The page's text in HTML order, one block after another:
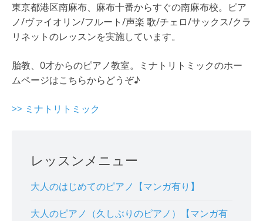
東京都港区南麻布、麻布十番からすぐの南麻布校。ピア
ノ/ヴァイオリン/フルート/声楽 歌/チェロ/サックス/クラ
リネットのレッスンを実施しています。
胎教、0才からのピアノ教室。ミナトリトミックのホー
ムページはこちらからどうぞ♪
>> ミナトリトミック
レッスンメニュー
大人のはじめてのピアノ【マンガ有り】
大人のピアノ（久しぶりのピアノ）【マンガ有